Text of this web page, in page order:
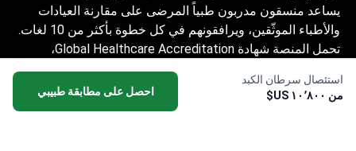
استئصال سرطان الكبد
من ١٠٬٨٠٠ US$
احصل على مطابقة طبيبي
يساعد منسقون مدربون طبياً المرضى على مقارنة العيادات
والأطباء الموثّقين، ويرافقونهم في كل خطوة بأكثر من 10 لغات.
تحمل المنصة شهادة Global Healthcare Accreditation،
وكانت معتمدة سابقاً من Temos (2024–2025). تقييمها 4.6
على Trustpilot و4.4 على Google Reviews.
المعلومات المقدمة على الموقع ليست دليلاً